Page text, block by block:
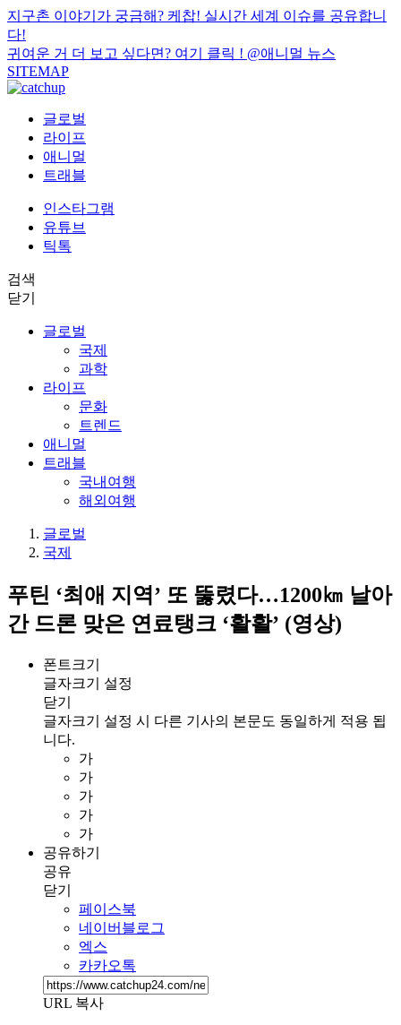
지구촌 이야기가 궁금해? 케찹! 실시간 세계 이슈를 공유합니
다!
귀여운 거 더 보고 싶다면? 여기 클릭 ! @애니멀 뉴스
SITEMAP
글로벌
라이프
애니멀
트래블
인스타그램
유튜브
틱톡
검색
닫기
글로벌
국제
과학
라이프
문화
트렌드
애니멀
트래블
국내여행
해외여행
글로벌
국제
푸틴 ‘최애 지역’ 또 뚫렸다…1200㎞ 날아
간 드론 맞은 연료탱크 ‘활활’ (영상)
폰트크기
글자크기 설정
닫기
글자크기 설정 시 다른 기사의 본문도 동일하게 적용 됩
니다.
가
가
가
가
가
공유하기
공유
닫기
페이스북
네이버블로그
엑스
카카오톡
URL 복사